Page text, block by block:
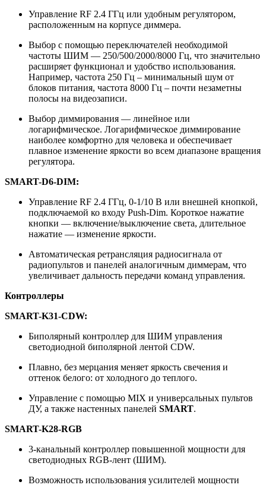
Управление RF 2.4 ГГц или удобным регулятором,
расположенным на корпусе диммера.
Выбор с помощью переключателей необходимой
частоты ШИМ — 250/500/2000/8000 Гц, что значительно
расширяет функционал и удобство использования.
Например, частота 250 Гц – минимальный шум от
блоков питания, частота 8000 Гц – почти незаметны
полосы на видеозаписи.
Выбор диммирования — линейное или
логарифмическое. Логарифмическое диммирование
наиболее комфортно для человека и обеспечивает
плавное изменение яркости во всем диапазоне вращения
регулятора.
SMART-D6-DIM:
Управление RF 2.4 ГГц, 0-1/10 В или внешней кнопкой,
подключаемой ко входу Push-Dim. Короткое нажатие
кнопки — включение/выключение света, длительное
нажатие — изменение яркости.
Автоматическая ретрансляция радиосигнала от
радиопультов и панелей аналогичным диммерам, что
увеличивает дальность передачи команд управления.
Контроллеры
SMART-K31-CDW:
Биполярный контроллер для ШИМ управления
светодиодной биполярной лентой CDW.
Плавно, без мерцания меняет яркость свечения и
оттенок белого: от холодного до теплого.
Управление с помощью MIX и универсальных пультов
ДУ, а также настенных панелей SMART.
SMART-K28-RGB
3-канальный контроллер повышенной мощности для
светодиодных RGB-лент (ШИМ).
Возможность использования усилителей мощности